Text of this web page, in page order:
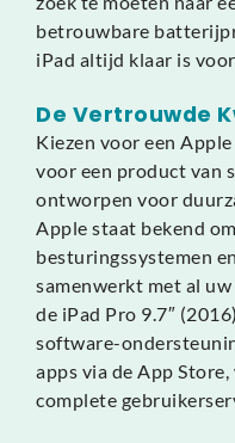
betrouwbare
iPad altijd klaar is
De Vertrouwde
Kiezen voor een
voor een product van
ontworpen voor
Apple staat bekend
besturingssystemen
samenwerkt met al
de iPad Pro 9.7″
software-
apps via de App
complete